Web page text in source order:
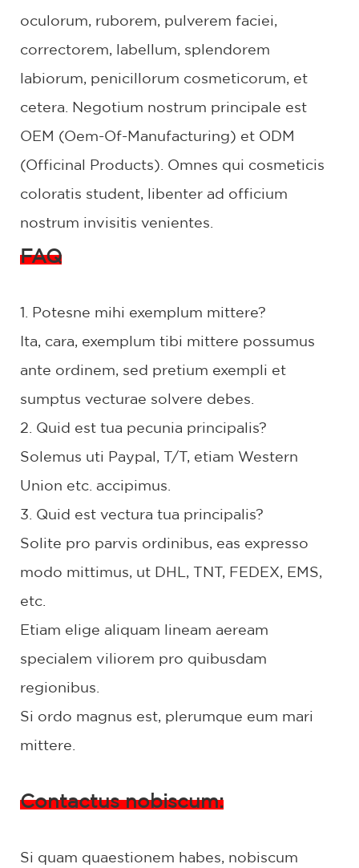
oculorum, ruborem, pulverem faciei,
correctorem, labellum, splendorem
labiorum, penicillorum cosmeticorum, et
cetera. Negotium nostrum principale est
OEM (Oem-Of-Manufacturing) et ODM
(Officinal Products). Omnes qui cosmeticis
coloratis student, libenter ad officium
nostrum invisitis venientes.
FAQ
1. Potesne mihi exemplum mittere?
Ita, cara, exemplum tibi mittere possumus
ante ordinem, sed pretium exempli et
sumptus vecturae solvere debes.
2. Quid est tua pecunia principalis?
Solemus uti Paypal, T/T, etiam Western
Union etc. accipimus.
3. Quid est vectura tua principalis?
Solite pro parvis ordinibus, eas expresso
modo mittimus, ut DHL, TNT, FEDEX, EMS,
etc.
Etiam elige aliquam lineam aeream
specialem viliorem pro quibusdam
regionibus.
Si ordo magnus est, plerumque eum mari
mittere.
Contactus nobiscum:
Si quam quaestionem habes, nobiscum